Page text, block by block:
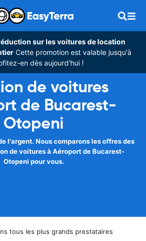
sur les voitures de location
Cette promotion est valable jusqu'à
en dès aujourd'hui !
de voitures
de Bucarest-
Otopeni
l'argent. Nous comparons les offres des
de voitures à Aéroport de Bucarest-
Otopeni pour vous.
tous les plus grands prestataires